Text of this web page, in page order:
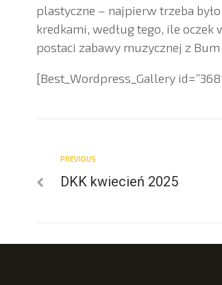
plastyczne – najpierw trzeba
kredkami, według tego, ile
postaci zabawy muzycznej z
[Best_Wordpress_Gallery
PREVIOUS
DKK kwiecień 2025